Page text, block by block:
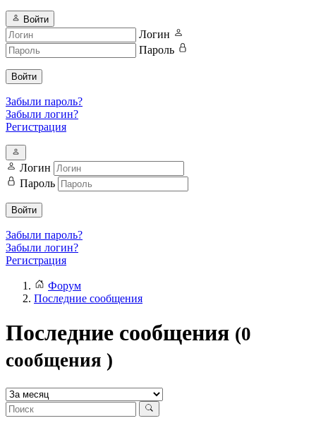
Войти
Логин
Пароль
Войти
Забыли пароль?
Забыли логин?
Регистрация
Логин
Пароль
Войти
Забыли пароль?
Забыли логин?
Регистрация
Форум
Последние сообщения
Последние сообщения (0
сообщения )